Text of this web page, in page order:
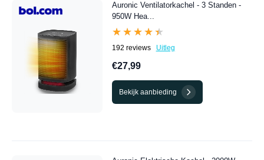
Auronic Ventilatorkachel - 3 Standen -
950W Hea...
★★★★★
★★★★★
192 reviews Uitleg
€27,99
Bekijk aanbieding